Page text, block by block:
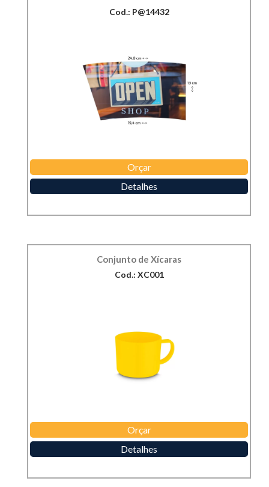
Cod.: P@14432
Orçar
Detalhes
Conjunto de Xícaras
Cod.: XC001
Orçar
Detalhes